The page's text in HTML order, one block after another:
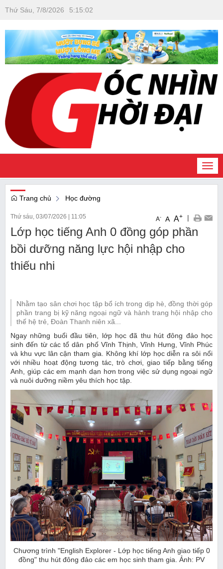
Thứ Sáu, 7/8/2026 5:15:03
Trang chủ Học đường
Thứ sáu, 03/07/2026 | 11:05 A- A A+ |
Lớp học tiếng Anh 0 đồng góp phần
bồi dưỡng năng lực hội nhập cho
thiếu nhi
Nhằm tạo sân chơi học tập bổ ích trong dịp hè, đồng thời góp
phần trang bị kỹ năng ngoại ngữ và hành trang hội nhập cho
thế hệ trẻ, Đoàn Thanh niên xã...
Ngay những buổi đầu tiên, lớp học đã thu hút đông đảo học
sinh đến từ các tổ dân phố Vĩnh Thịnh, Vĩnh Hưng, Vĩnh Phúc
và khu vực lân cận tham gia. Không khí lớp học diễn ra sôi nổi
với nhiều hoạt động tương tác, trò chơi, giao tiếp bằng tiếng
Anh, giúp các em mạnh dạn hơn trong việc sử dụng ngoại ngữ
và nuôi dưỡng niềm yêu thích học tập.
Chương trình "English Explorer - Lớp học tiếng Anh giao tiếp 0
đồng" thu hút đông đảo các em học sinh tham gia. Ảnh: PV